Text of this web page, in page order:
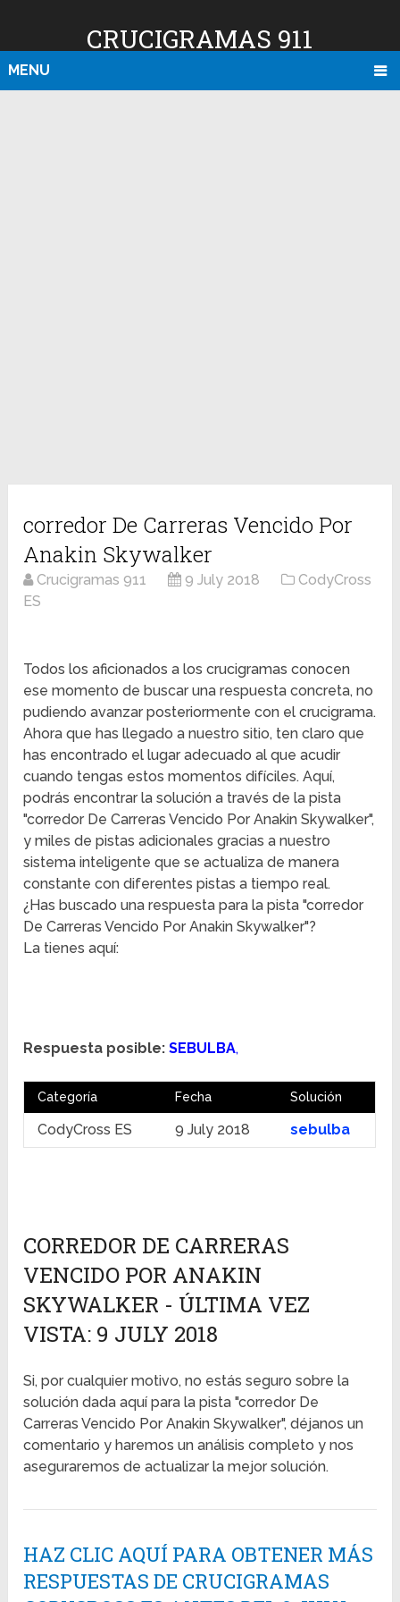
CRUCIGRAMAS 911
MENU
corredor De Carreras Vencido Por
Anakin Skywalker
Crucigramas 911 9 July 2018
CodyCross
ES
Todos los aficionados a los crucigramas conocen
ese momento de buscar una respuesta concreta, no
pudiendo avanzar posteriormente con el crucigrama.
Ahora que has llegado a nuestro sitio, ten claro que
has encontrado el lugar adecuado al que acudir
cuando tengas estos momentos difíciles. Aquí,
podrás encontrar la solución a través de la pista
"corredor De Carreras Vencido Por Anakin Skywalker",
y miles de pistas adicionales gracias a nuestro
sistema inteligente que se actualiza de manera
constante con diferentes pistas a tiempo real.
¿Has buscado una respuesta para la pista "corredor
De Carreras Vencido Por Anakin Skywalker"?
La tienes aquí:
Respuesta posible: SEBULBA,
Categoría Fecha Solución
CodyCross ES 9 July 2018 sebulba
CORREDOR DE CARRERAS
VENCIDO POR ANAKIN
SKYWALKER - ÚLTIMA VEZ
VISTA: 9 JULY 2018
Si, por cualquier motivo, no estás seguro sobre la
solución dada aquí para la pista "corredor De
Carreras Vencido Por Anakin Skywalker", déjanos un
comentario y haremos un análisis completo y nos
aseguraremos de actualizar la mejor solución.
HAZ CLIC AQUÍ PARA OBTENER MÁS
RESPUESTAS DE CRUCIGRAMAS